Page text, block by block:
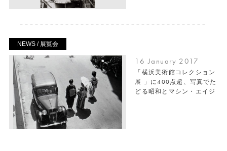
NEWS / 展覧会
16 January 2017
「横浜美術館コレクション
展 」に400点超、写真でた
どる昭和とマシン・エイジ